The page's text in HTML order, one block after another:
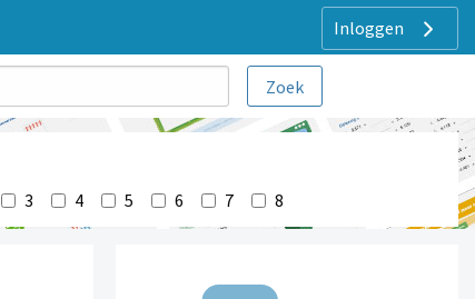
Inloggen
3 4 5 6 7 8